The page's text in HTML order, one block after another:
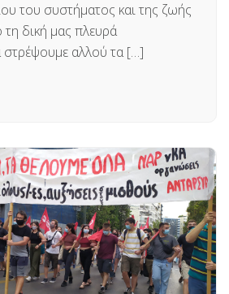
του συστήματος και της ζωής
δική μας πλευρά
αλλού τα […]